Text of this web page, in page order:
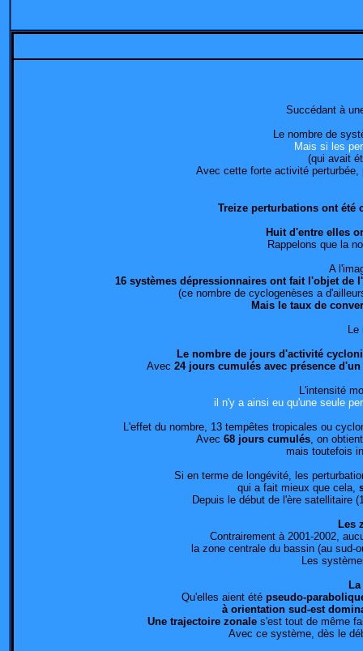
Succédant à
Le nombre de
Mais si les
(qui avait
Avec cette forte activité perturbée,
Treize perturbations ont été
Huit d'entre elles
Rappelons que la
A
16 systèmes dépressionnaires ont fait l'objet de
(ce nombre de cyclogenèses a
Mais le taux de
Le
Le nombre de jours d'activité
Avec 24 jours cumulés avec présence
L'intensité
il n'y a ainsi eu qu'une seule
L'effet du nombre, 13 tempêtes tropicales ou
Avec 68 jours cumulés, on
mais toutefois
Si en terme de longévité, les
qui a fait mieux que cela,
Depuis le début de l'ère satellitaire
Les
Contrairement à 2001-2002,
la zone centrale du bassin (au
Les
Qu'elles aient été pseudo-
à orientation sud-est
Une trajectoire zonales'est tout de même
Avec ce système, dès le